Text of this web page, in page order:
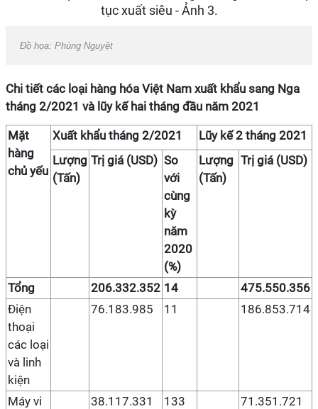
Đồ họa: Phùng Nguyệt
Chi tiết các loại hàng hóa Việt Nam xuất khẩu sang Nga
tháng 2/2021 và lũy kế hai tháng đầu năm 2021
Mặt
hàng
chủ yếu
Xuất khẩu tháng 2/2021
Lũy kế 2 tháng 2021
Lượng
(Tấn)
Trị giá (USD) So
với
cùng
kỳ
năm
2020
(%)
Lượng
(Tấn)
Trị giá (USD)
Tổng 206.332.352 14
475.550.356
Điện
thoại
các loại
và linh
kiện
76.183.985 11 186.853.714
Máy vi
38.117.331 133 71.351.721